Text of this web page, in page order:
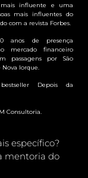
mais influente e uma
mais influentes do
com a revista Forbes.
anos de presença
mercado financeiro
passagens por São
Nova Iorque.
Depois da
Consultoria.
específico?
mentoria do